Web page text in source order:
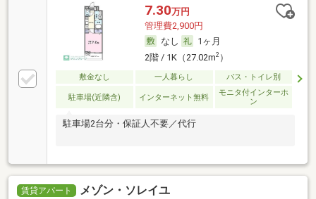
7.30万円
管理費2,900円
なし
1ヶ月
2階 / 1K（27.02m2）
敷金なし 一人暮らし バス・トイレ別
駐車場(近隣含) インターネット無料
モニタ付インターホ
ン
駐車場2台分・保証人不要／代行
賃貸アパート メゾン・ソレイユ